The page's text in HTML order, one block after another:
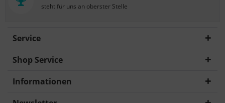
steht für uns an oberster Stelle
Service
Shop Service
Informationen